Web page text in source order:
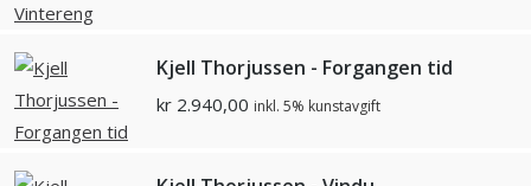
Kjell Thorjussen - Forgangen tid
kr 2.940,00 inkl. 5% kunstavgift